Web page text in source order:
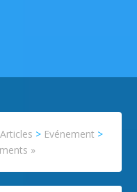
Articles > Evénement >
»